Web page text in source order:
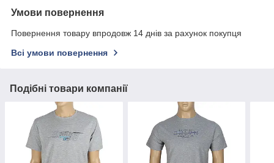
Умови повернення
Повернення товару впродовж 14 днів за рахунок покупця
Всі умови повернення
Подібні товари компанії